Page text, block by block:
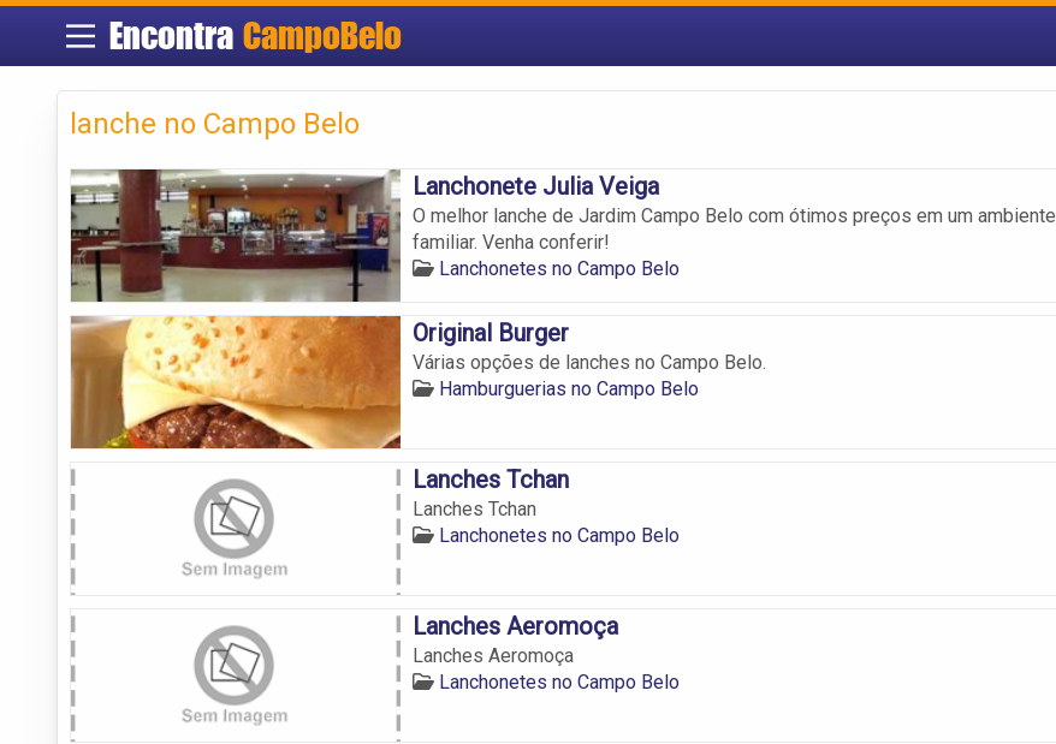
Encontra CampoBelo
lanche no Campo Belo
Lanchonete Julia Veiga
O melhor lanche de Jardim Campo Belo com ótimos preços em um ambiente
familiar. Venha conferir!
Lanchonetes no Campo Belo
Original Burger
Várias opções de lanches no Campo Belo.
Hamburguerias no Campo Belo
Lanches Tchan
Lanches Tchan
Lanchonetes no Campo Belo
Lanches Aeromoça
Lanches Aeromoça
Lanchonetes no Campo Belo